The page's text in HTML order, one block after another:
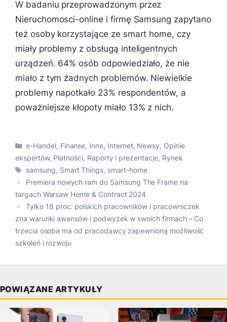
W badaniu przeprowadzonym przez
Nieruchomosci-online i firmę Samsung zapytano
też osoby korzystające ze smart home, czy
miały problemy z obsługą inteligentnych
urządzeń. 64% osób odpowiedziało, że nie
miało z tym żadnych problemów. Niewielkie
problemy napotkało 23% respondentów, a
poważniejsze kłopoty miało 13% z nich.
Kategorie
e-Handel, Finanse, Inne, Internet, Newsy, Opinie
ekspertów, Płatności, Raporty i prezentacje, Rynek
Tagi
samsung, Smart Things, smart-home
Premiera nowych ram do Samsung The Frame na
targach Warsaw Home & Contract 2024
Tylko 18 proc. polskich pracowników i pracowniczek
zna warunki awansów i podwyżek w swoich firmach – Co
trzecia osoba ma od pracodawcy zapewnioną możliwość
szkoleń i rozwoju
POWIĄZANE ARTYKUŁY